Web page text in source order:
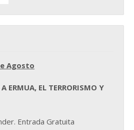
Agosto
ERMUA, EL TERRORISMO Y
Entrada Gratuita